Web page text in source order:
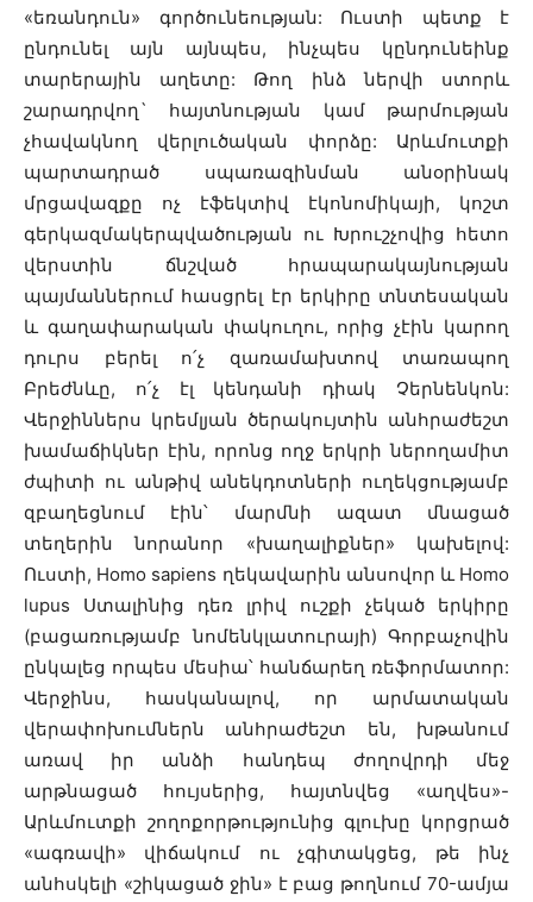
«եռանդուն» գործունեության: Ուստի պետք է
ընդունել այն այնպես, ինչպես կընդունեինք
տարերային աղետը: Թող ինձ ներվի ստորև
շարադրվող` հայտնության կամ թարմության
չհավակնող վերլուծական փորձը: Արևմուտքի
պարտադրած սպառազինման անօրինակ
մրցավազքը ոչ էֆեկտիվ էկոնոմիկայի, կոշտ
գերկազմակերպվածության ու Խրուշչովից հետո
վերստին ճնշված հրապարակայնության
պայմաններում հասցրել էր երկիրը տնտեսական
և գաղափարական փակուղու, որից չէին կարող
դուրս բերել ո՛չ զառամախտով տառապող
Բրեժնևը, ո՛չ էլ կենդանի դիակ Չերնենկոն:
Վերջիններս կրեմլյան ծերակույտին անհրաժեշտ
խամաճիկներ էին, որոնց ողջ երկրի ներողամիտ
ժպիտի ու անթիվ անեկդոտների ուղեկցությամբ
զբաղեցնում էին՝ մարմնի ազատ մնացած
տեղերին նորանոր «խաղալիքներ» կախելով:
Ուստի, Homo sapiens ղեկավարին անսովոր և Homo
lupus Ստալինից դեռ լրիվ ուշքի չեկած երկիրը
(բացառությամբ նոմենկլատուրայի) Գորբաչովին
ընկալեց որպես մեսիա՝ հանճարեղ ռեֆորմատոր:
Վերջինս, հասկանալով, որ արմատական
վերափոխումներն անհրաժեշտ են, խթանում
առավ իր անձի հանդեպ ժողովրդի մեջ
արթնացած հույսերից, հայտնվեց «աղվես»-
Արևմուտքի շողոքորթությունից գլուխը կորցրած
«ագռավի» վիճակում ու չգիտակցեց, թե ինչ
անհսկելի «շիկացած ջին» է բաց թողնում 70-ամյա